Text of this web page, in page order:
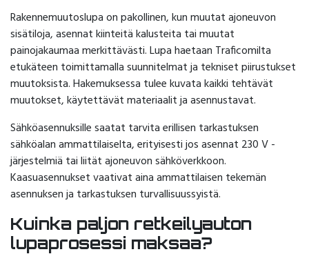
Rakennemuutoslupa on pakollinen, kun muutat ajoneuvon
sisätiloja, asennat kiinteitä kalusteita tai muutat
painojakaumaa merkittävästi. Lupa haetaan Traficomilta
etukäteen toimittamalla suunnitelmat ja tekniset piirustukset
muutoksista. Hakemuksessa tulee kuvata kaikki tehtävät
muutokset, käytettävät materiaalit ja asennustavat.
Sähköasennuksille saatat tarvita erillisen tarkastuksen
sähköalan ammattilaiselta, erityisesti jos asennat 230 V -
järjestelmiä tai liität ajoneuvon sähköverkkoon.
Kaasuasennukset vaativat aina ammattilaisen tekemän
asennuksen ja tarkastuksen turvallisuussyistä.
Kuinka paljon retkeilyauton
lupaprosessi maksaa?